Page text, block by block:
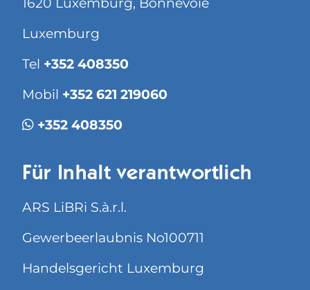
Luxemburg
Tel +352 408350
Mobil +352 621 219060
+352 408350
Für Inhalt verantwortlich
ARS LiBRi S.à.r.l.
Gewerbeerlaubnis No100711
Handelsgericht Luxemburg